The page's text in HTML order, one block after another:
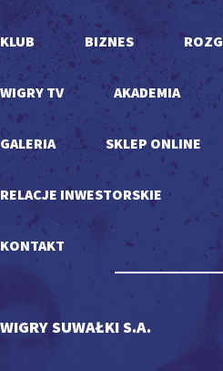
KLUB BIZNES
WIGRY TV AKADEMIA
GALERIA SKLEP ONLINE
RELACJE INWESTORSKIE
KONTAKT
WIGRY SUWAŁKI S.A.